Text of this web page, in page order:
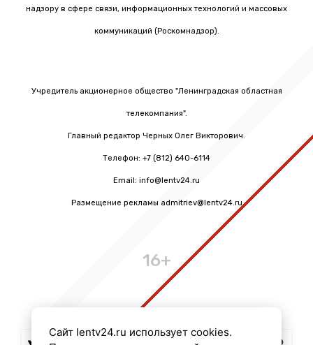
надзору в сфере связи, информационных технологий и массовых
коммуникаций (Роскомнадзор).
Учредитель акционерное общество "Ленинградская областная
телекомпания".
Главный редактор Черных Олег Викторович.
Телефон: +7 (812) 640-6114
Email: info@lentv24.ru
Размещение рекламы admitriev@lentv24.ru
16+
Сайт lentv24.ru использует cookies.